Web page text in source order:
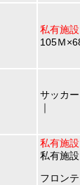
私有施設
105Ｍ
サッカ
｜
私有施設
私有施設
フロン